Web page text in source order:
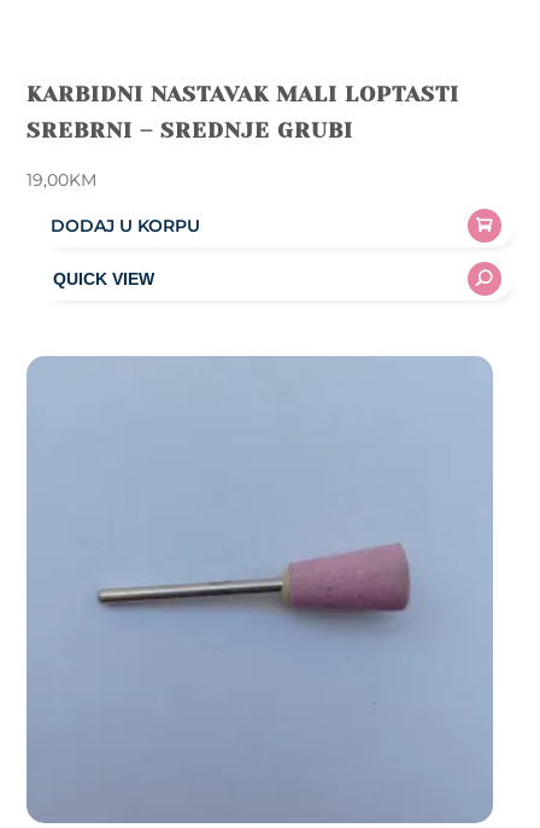
KARBIDNI NASTAVAK MALI LOPTASTI
SREBRNI – SREDNJE GRUBI
19,00KM
DODAJ U KORPU